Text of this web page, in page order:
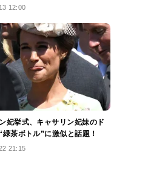
12:00
妃挙式、キャサリン妃妹のド
緑茶ボトル”に激似と話題！
21:15